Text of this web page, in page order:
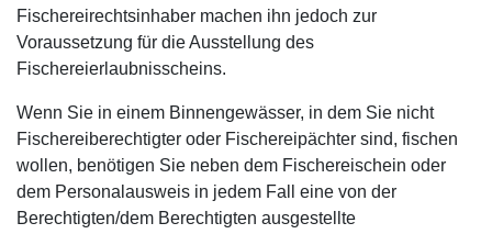
Fischereirechtsinhaber machen ihn jedoch zur
Voraussetzung für die Ausstellung des
Fischereierlaubnisscheins.
Wenn Sie in einem Binnengewässer, in dem Sie nicht
Fischereiberechtigter oder Fischereipächter sind, fischen
wollen, benötigen Sie neben dem Fischereischein oder
dem Personalausweis in jedem Fall eine von der
Berechtigten/dem Berechtigten ausgestellte